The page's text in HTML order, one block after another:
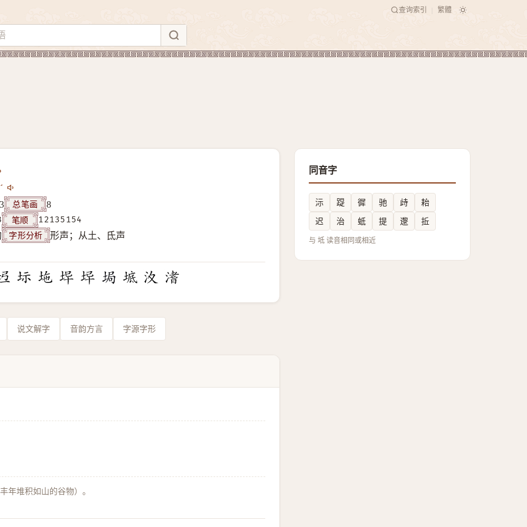
查询索引 繁體
3
总笔画
8
笔顺
12135154
字形分析 形声；从土、氐声
说文解字 音韵方言 字源字形
年堆积如山的谷物）。
同音字
沶 踶 徲 驰 歭
耛
迟
治 蚳 提 邌 拞
与 坻 读音相同或相近